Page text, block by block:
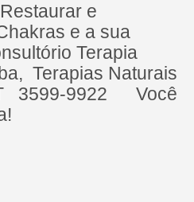
e
e a sua
Terapia
Terapias Naturais
3599-9922 Você